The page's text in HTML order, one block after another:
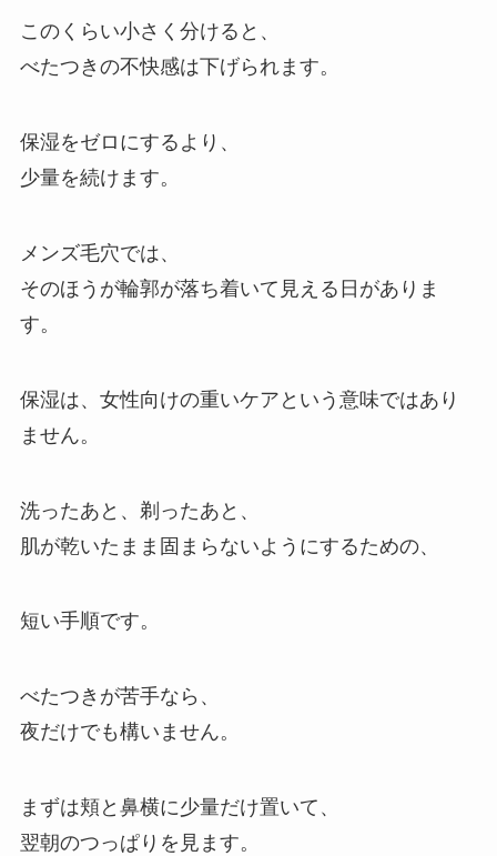
このくらい小さく分けると、
べたつきの不快感は下げられます。
保湿をゼロにするより、
少量を続けます。
メンズ毛穴では、
そのほうが輪郭が落ち着いて見える日がありま
す。
保湿は、女性向けの重いケアという意味ではあり
ません。
洗ったあと、剃ったあと、
肌が乾いたまま固まらないようにするための、
短い手順です。
べたつきが苦手なら、
夜だけでも構いません。
まずは頬と鼻横に少量だけ置いて、
翌朝のつっぱりを見ます。